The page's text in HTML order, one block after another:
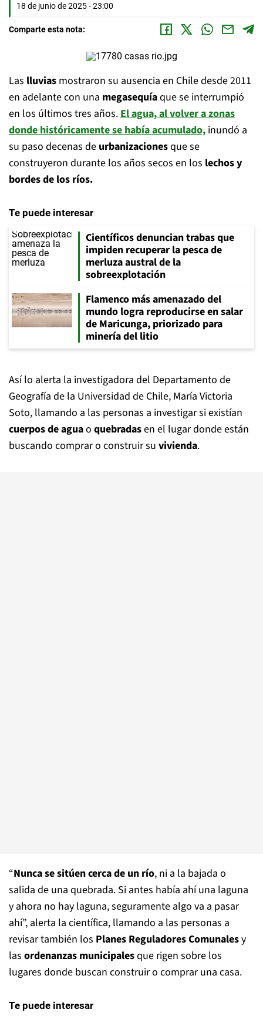
18 de junio de 2025 - 23:00
Comparte esta nota:
Las lluvias mostraron su ausencia en Chile desde 2011
en adelante con una megasequíaque se interrumpió
en los últimos tres años.El agua, al volver a zonas
donde históricamente se había acumulado, inundó a
su paso decenas de urbanizacionesque se
construyeron durante los años secos en los lechos y
bordes de los ríos.
Te puede interesar
Científicos denuncian trabas que
impiden recuperar la pesca de
merluza austral de la
sobreexplotación
Flamenco más amenazado del
mundo logra reproducirse en salar
de Maricunga, priorizado para
minería del litio
Así lo alerta la investigadora del Departamento de
Geografía de la Universidad de Chile, María Victoria
Soto, llamando a las personas a investigar si existían
cuerpos de aguao quebradasen el lugar donde están
buscando comprar o construir su vivienda.
“Nunca se sitúen cerca de un río, ni a la bajada o
salida de una quebrada. Si antes había ahí una laguna
y ahora no hay laguna, seguramente algo va a pasar
ahí”, alerta la científica, llamando a las personas a
revisar también los Planes Reguladores Comunalesy
las ordenanzas municipalesque rigen sobre los
lugares donde buscan construir o comprar una casa.
Te puede interesar